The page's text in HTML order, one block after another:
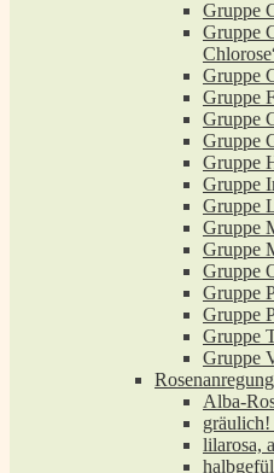
Gruppe
Gruppe
Gruppe
Gruppe
Gruppe
Gruppe
Gruppe
Gruppe
Gruppe
Gruppe
Gruppe
Gruppe
Gruppe
Gruppe
Gruppe
Gruppe
Alba-
lilarosa,